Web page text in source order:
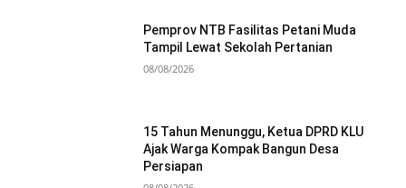
Pemprov NTB Fasilitas Petani Muda
Tampil Lewat Sekolah Pertanian
08/08/2026
15 Tahun Menunggu, Ketua DPRD KLU
Ajak Warga Kompak Bangun Desa
Persiapan